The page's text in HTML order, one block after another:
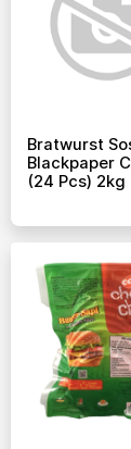
Bratwurst
Blackpaper
(24 Pcs) 2kg